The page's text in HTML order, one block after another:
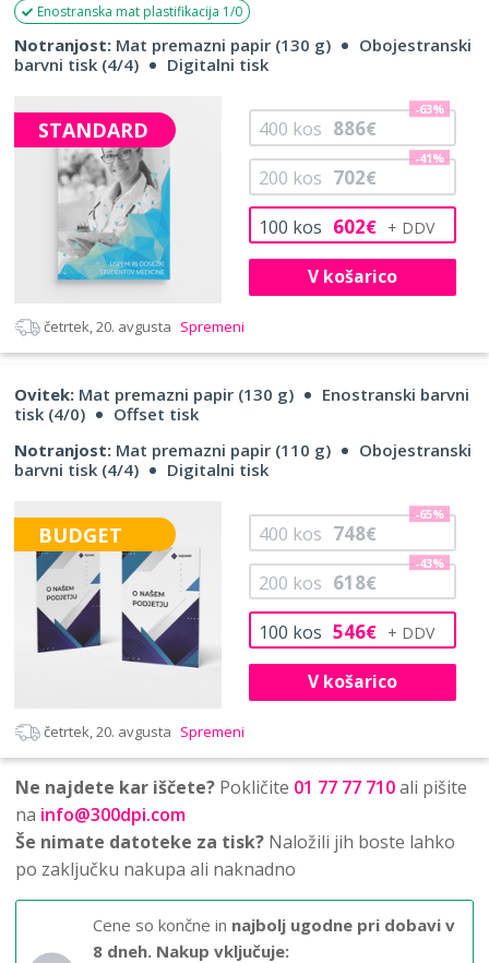
Enostranska mat plastifikacija 1/0
Notranjost: Mat premazni papir (130 g)
Obojestranski
barvni tisk (4/4)
Digitalni tisk
STANDARD
100 kos 602€
200 kos 702€
-41%
400 kos 886€
-63%
V košarico
četrtek, 20. avgusta Spremeni
Ovitek: Mat premazni papir (130 g)
Enostranski barvni
tisk (4/0)
Offset tisk
Notranjost: Mat premazni papir (110 g)
Obojestranski
barvni tisk (4/4)
Digitalni tisk
BUDGET
100 kos 546€
200 kos 618€
-43%
400 kos 748€
-65%
V košarico
četrtek, 20. avgusta Spremeni
Ne najdete kar iščete? Pokličite 01 77 77 710ali pišite
na info@300dpi.com
Še nimate datoteke za tisk? Naložili jih boste lahko
po zaključku nakupa ali naknadno
Cene so končne in najbolj ugodne pri dobavi v
8 dneh. Nakup vključuje: